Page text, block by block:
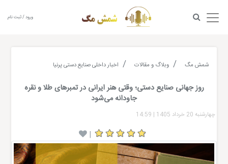
ورود / ثبت نام
شمش مگ وبلاگ و مقالات اخبار داخلی صنایع دستی پرنیا
روز جهانی صنایع دستی؛ وقتی هنر ایرانی در تمبرهای طلا و نقره
جاودانه می‌شود
چهارشنبه 20 خرداد 1405 |
14:59
|